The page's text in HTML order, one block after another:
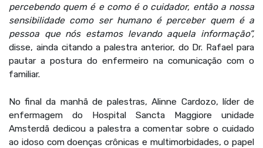
percebendo quem é e como é o cuidador, então a nossa
sensibilidade como ser humano é perceber quem é a
pessoa que nós estamos levando aquela informação”,
disse, ainda citando a palestra anterior, do Dr. Rafael para
pautar a postura do enfermeiro na comunicação com o
familiar.
No final da manhã de palestras, Alinne Cardozo, líder de
enfermagem do Hospital Sancta Maggiore unidade
Amsterdã dedicou a palestra a comentar sobre o cuidado
ao idoso com doenças crônicas e multimorbidades, o papel